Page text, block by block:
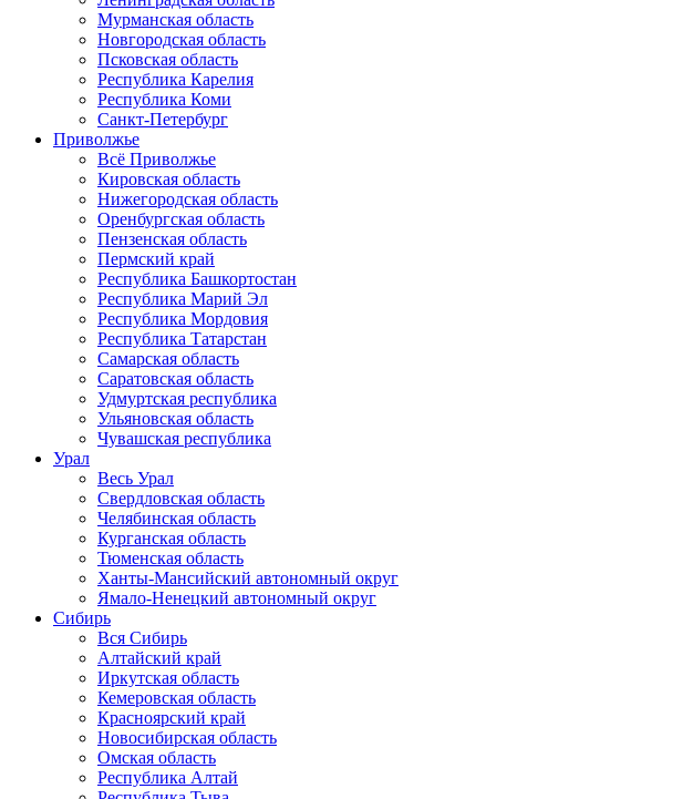
Мурманская область
Новгородская область
Псковская область
Республика Карелия
Республика Коми
Санкт-Петербург
Приволжье
Всё Приволжье
Кировская область
Нижегородская область
Оренбургская область
Пензенская область
Пермский край
Республика Башкортостан
Республика Марий Эл
Республика Мордовия
Республика Татарстан
Самарская область
Саратовская область
Удмуртская республика
Ульяновская область
Чувашская республика
Урал
Весь Урал
Свердловская область
Челябинская область
Курганская область
Тюменская область
Ханты-Мансийский автономный округ
Ямало-Ненецкий автономный округ
Сибирь
Вся Сибирь
Алтайский край
Иркутская область
Кемеровская область
Красноярский край
Новосибирская область
Омская область
Республика Алтай